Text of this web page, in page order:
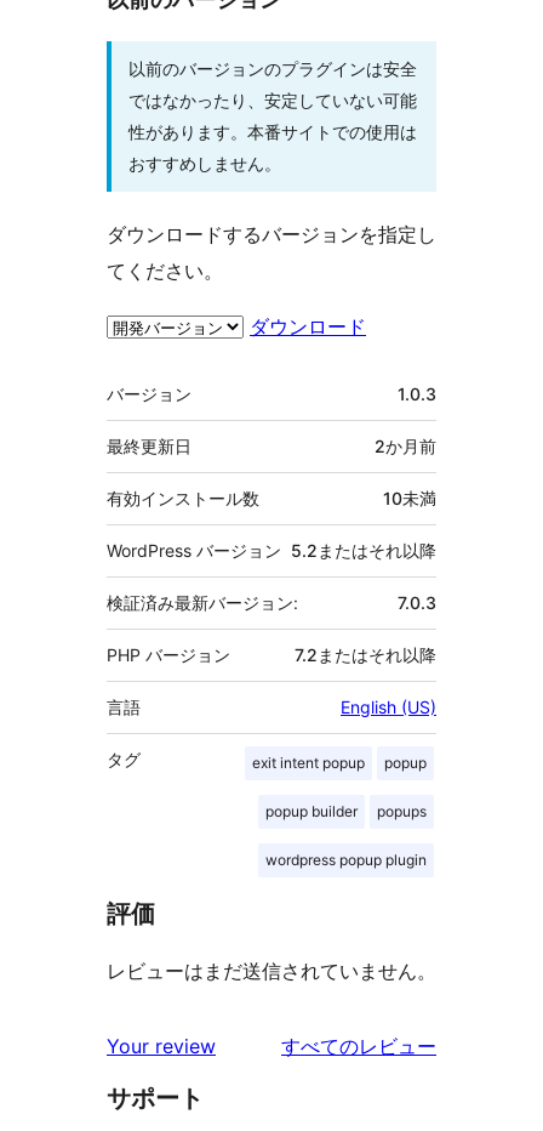
以前のバージョンのプラグインは安全
ではなかったり、安定していない可能
性があります。本番サイトでの使用は
おすすめしません。
ダウンロードするバージョンを指定し
てください。
ダウンロード
メ
タ
バージョン 1.0.3
最終更新日 2か月前
有効インストール数 10未満
WordPress バージョン 5.2またはそれ以降
検証済み最新バージョン: 7.0.3
PHP バージョン 7.2またはそれ以降
言語 English (US)
タグ exit intent popup popup
popup builder popups
wordpress popup plugin
評価
レビューはまだ送信されていません。
Your review すべてのレビュー
サポート